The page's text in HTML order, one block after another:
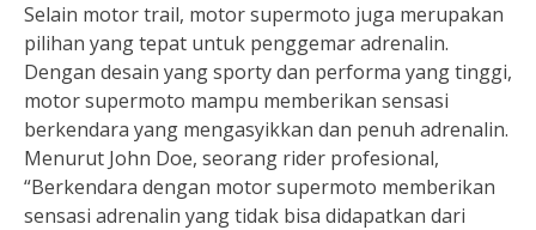
Selain motor trail, motor supermoto juga merupakan
pilihan yang tepat untuk penggemar adrenalin.
Dengan desain yang sporty dan performa yang tinggi,
motor supermoto mampu memberikan sensasi
berkendara yang mengasyikkan dan penuh adrenalin.
Menurut John Doe, seorang rider profesional,
“Berkendara dengan motor supermoto memberikan
sensasi adrenalin yang tidak bisa didapatkan dari